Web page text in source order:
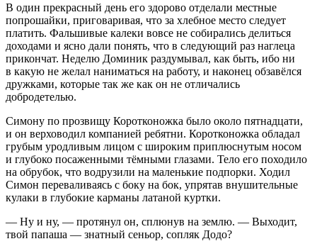
В один прекрасный день его здорово отделали местные
попрошайки, приговаривая, что за хлебное место следует
платить. Фальшивые калеки вовсе не собирались делиться
доходами и ясно дали понять, что в следующий раз наглеца
прикончат. Неделю Доминик раздумывал, как быть, ибо ни
в какую не желал наниматься на работу, и наконец обзавёлся
дружками, которые так же как он не отличались
добродетелью.
Симону по прозвищу Коротконожка было около пятнадцати,
и он верховодил компанией ребятни. Коротконожка обладал
грубым уродливым лицом с широким приплюснутым носом
и глубоко посаженными тёмными глазами. Тело его походило
на обрубок, что водрузили на маленькие подпорки. Ходил
Симон переваливаясь с боку на бок, упрятав внушительные
кулаки в глубокие карманы латаной куртки.
— Ну и ну, — протянул он, сплюнув на землю. — Выходит,
твой папаша — знатный сеньор, сопляк Додо?